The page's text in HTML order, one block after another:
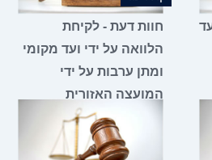
חוות דעת - לקיחת
הלוואה על ידי ועד מקומי
ומתן ערבות על ידי
המועצה האזורית